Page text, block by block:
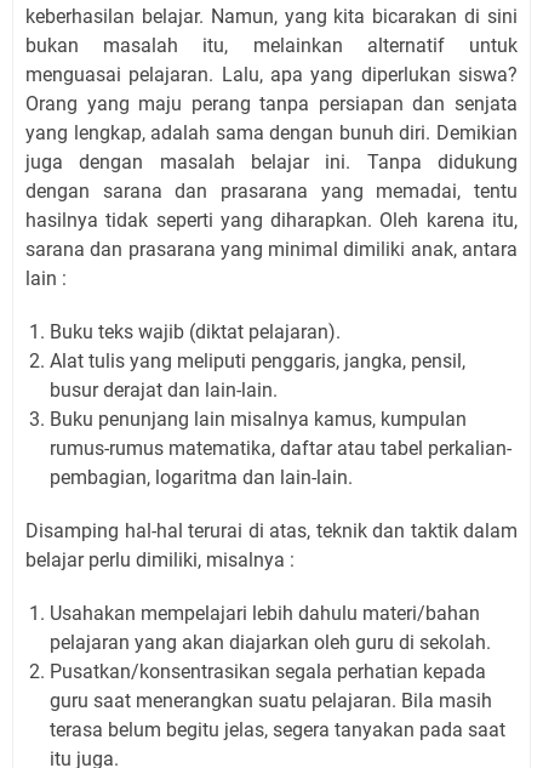
keberhasilan belajar. Namun, yang kita bicarakan di sini
bukan masalah itu, melainkan alternatif untuk
menguasai pelajaran. Lalu, apa yang diperlukan siswa?
Orang yang maju perang tanpa persiapan dan senjata
yang lengkap, adalah sama dengan bunuh diri. Demikian
juga dengan masalah belajar ini. Tanpa didukung
dengan sarana dan prasarana yang memadai, tentu
hasilnya tidak seperti yang diharapkan. Oleh karena itu,
sarana dan prasarana yang minimal dimiliki anak, antara
lain :
Buku teks wajib (diktat pelajaran).
Alat tulis yang meliputi penggaris, jangka, pensil,
busur derajat dan lain-lain.
Buku penunjang lain misalnya kamus, kumpulan
rumus-rumus matematika, daftar atau tabel perkalian-
pembagian, logaritma dan lain-lain.
Disamping hal-hal terurai di atas, teknik dan taktik dalam
belajar perlu dimiliki, misalnya :
Usahakan mempelajari lebih dahulu materi/bahan
pelajaran yang akan diajarkan oleh guru di sekolah.
Pusatkan/konsentrasikan segala perhatian kepada
guru saat menerangkan suatu pelajaran. Bila masih
terasa belum begitu jelas, segera tanyakan pada saat
itu juga.